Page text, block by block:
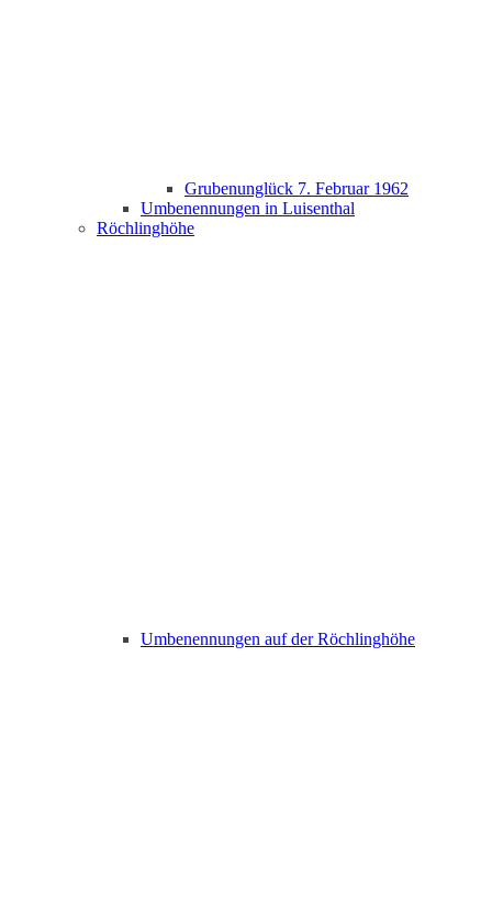
Grubenunglück 7. Februar 1962
Umbenennungen in Luisenthal
Röchlinghöhe
Umbenennungen auf der Röchlinghöhe